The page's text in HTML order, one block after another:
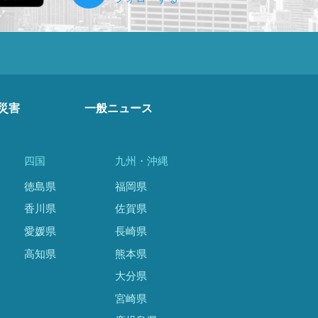
害 一般ニュース
四国
徳島県
香川県
愛媛県
高知県
九州・沖縄
福岡県
佐賀県
長崎県
熊本県
大分県
宮崎県